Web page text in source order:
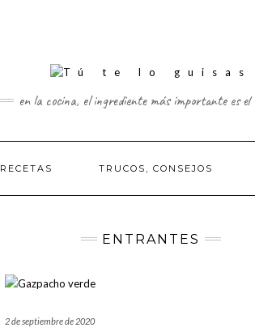
en la cocina, el ingrediente más importante es el
RECETAS TRUCOS, CONSEJOS
ENTRANTES
2 de septiembre de 2020